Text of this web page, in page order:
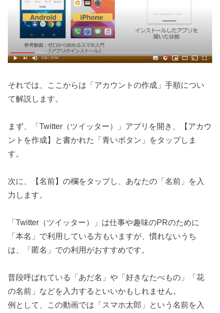
それでは、ここからは「アカウントの作成」手順につい
て解説します。
まず、「Twitter（ツイッター）」アプリを開き、【アカウ
ントを作成】と書かれた「青いボタン」をタップしま
す。
次に、【名前】の欄をタップし、あなたの「名前」を入
力します。
「Twitter（ツイッター）」は仕事や趣味のPRのために
「本名」で利用している方もいますが、慣れないうち
は、「匿名」での利用がおすすめです。
普段呼ばれている「あだ名」や「好きなたべもの」「花
の名前」などを入力するといいかもしれません。
例として、この動画では「スマホ太郎」という名前を入